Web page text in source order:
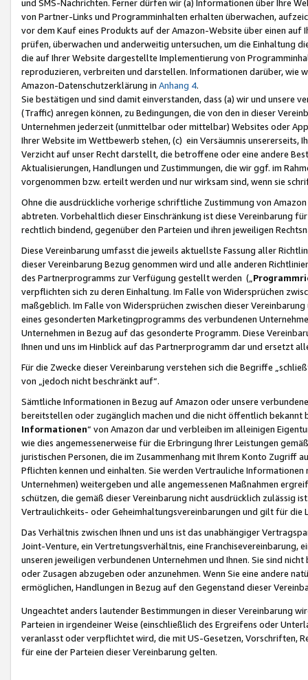
und SMS-Nachrichten. Ferner dürfen wir (a) Informationen über Ihre
von Partner-Links und Programminhalten erhalten überwachen,
vor dem Kauf eines Produkts auf der Amazon-Website über einen
prüfen, überwachen und anderweitig untersuchen, um die Einhaltung
die auf Ihrer Website dargestellte Implementierung von
reproduzieren, verbreiten und darstellen. Informationen darüber, wie
Amazon-Datenschutzerklärung in Anhang 4.
Sie bestätigen und sind damit einverstanden, dass (a) wir und
(Traffic) anregen können, zu Bedingungen, die von den in dieser
Unternehmen jederzeit (unmittelbar oder mittelbar) Websites oder
Ihrer Website im Wettbewerb stehen, (c) ein Versäumnis unsererseits,
Verzicht auf unser Recht darstellt, die betroffene oder eine andere
Aktualisierungen, Handlungen und Zustimmungen, die wir ggf. im
vorgenommen bzw. erteilt werden und nur wirksam sind, wenn sie
Ohne die ausdrückliche vorherige schriftliche Zustimmung von
abtreten. Vorbehaltlich dieser Einschränkung ist diese Vereinbarung
rechtlich bindend, gegenüber den Parteien und ihren jeweiligen
Diese Vereinbarung umfasst die jeweils aktuellste Fassung aller
dieser Vereinbarung Bezug genommen wird und alle anderen
des Partnerprogramms zur Verfügung gestellt werden („
verpflichten sich zu deren Einhaltung. Im Falle von Widersprüchen
maßgeblich. Im Falle von Widersprüchen zwischen dieser
eines gesonderten Marketingprogramms des verbundenen
Unternehmen in Bezug auf das gesonderte Programm. Diese
Ihnen und uns im Hinblick auf das Partnerprogramm dar und ersetzt
Für die Zwecke dieser Vereinbarung verstehen sich die Begriffe
von „jedoch nicht beschränkt auf“.
Sämtliche Informationen in Bezug auf Amazon oder unsere
bereitstellen oder zugänglich machen und die nicht öffentlich
Informationen“ von Amazon dar und verbleiben im alleinigen
wie dies angemessenerweise für die Erbringung Ihrer Leistungen
juristischen Personen, die im Zusammenhang mit Ihrem Konto
Pflichten kennen und einhalten. Sie werden Vertrauliche
Unternehmen) weitergeben und alle angemessenen Maßnahmen
schützen, die gemäß dieser Vereinbarung nicht ausdrücklich zulässig
Vertraulichkeits- oder Geheimhaltungsvereinbarungen und gilt für die
Das Verhältnis zwischen Ihnen und uns ist das unabhängiger
Joint-Venture, ein Vertretungsverhältnis, eine Franchisevereinbarung,
unseren jeweiligen verbundenen Unternehmen und Ihnen. Sie sind
oder Zusagen abzugeben oder anzunehmen. Wenn Sie eine andere
ermöglichen, Handlungen in Bezug auf den Gegenstand dieser
Ungeachtet anders lautender Bestimmungen in dieser Vereinbarung
Parteien in irgendeiner Weise (einschließlich des Ergreifens oder
veranlasst oder verpflichtet wird, die mit US-Gesetzen, Vorschriften,
für eine der Parteien dieser Vereinbarung gelten.